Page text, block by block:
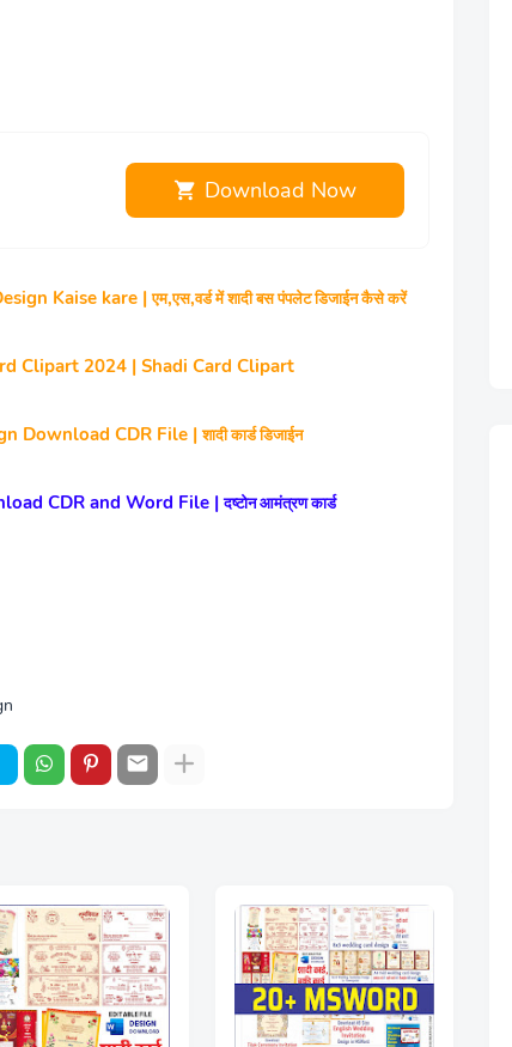
Download Now
Kaise kare |एम,एस,वर्ड में शादी बस पंपलेट डिजाईन कैसे करें
Clipart 2024 | Shadi Card Clipart
Download CDR File |शादी कार्ड डिजाईन
CDR and Word File |दष्‍टोन आमंत्रण कार्ड